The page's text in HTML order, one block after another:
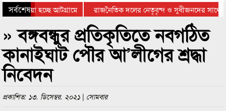
সর্বশেষ
যাওয়া হচ্ছে আটগ্রামে
রাজনৈতিক দলের নেতৃবৃন্দ ও সুধীজনদের সাথে
সিলেটে বাংলাদেশ গ্রুপ থিয়েটার ফেডারেশানের
» বঙ্গবন্ধুর প্রতিকৃতিতে নবগঠিত
কানাইঘাট পৌর আ’লীগের শ্রদ্ধা
নিবেদন
প্রকাশিত: ১৩. ডিসেম্বর. ২০২১ | সোমবার